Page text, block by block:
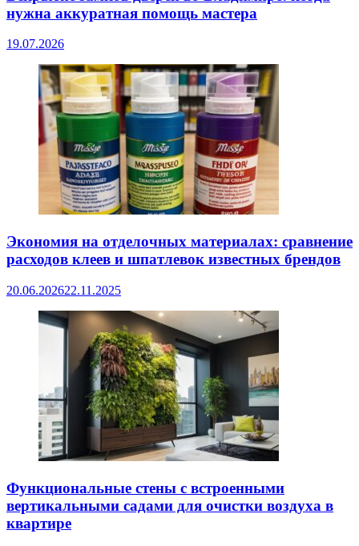
нужна аккуратная помощь мастера
19.07.2026
Экономия на отделочных материалах: сравнение
расходов клеев и шпатлевок известных брендов
20.06.202622.11.2025
Функциональные стены с встроенными
вертикальными садами для очистки воздуха в
квартире